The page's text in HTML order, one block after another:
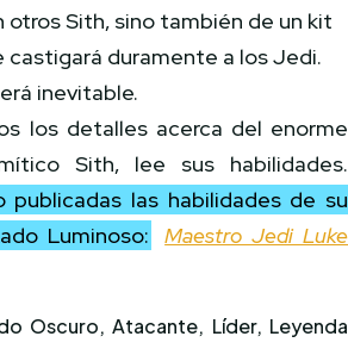
Sith, sino también de un kit
castigará duramente a los Jedi.
inevitable.
los detalles acerca del enorme
Sith, lee sus habilidades.
publicadas las habilidades de su
Luminoso:
Maestro Jedi Luke
Oscuro, Atacante, Líder, Leyenda